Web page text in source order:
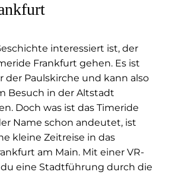
interessiert ist, der
Frankfurt gehen. Es ist
Paulskirche und kann also
Besuch in der Altstadt
Doch was ist das Timeride
Name schon andeutet, ist
kleine Zeitreise in das
am Main. Mit einer VR-
eine Stadtführung durch die